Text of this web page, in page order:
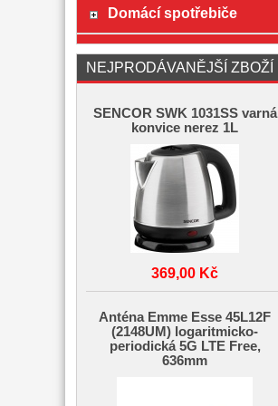
Domácí spotřebiče
NEJPRODÁVANĚJŠÍ ZBOŽÍ
SENCOR SWK 1031SS varná
konvice nerez 1L
369,00 Kč
Anténa Emme Esse 45L12F
(2148UM) logaritmicko-
periodická 5G LTE Free,
636mm